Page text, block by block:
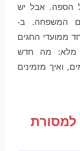
הספה. אבל יש
המשפחה. ב-
ממועדי החגים
מלא: מה חדש
ואיך מזמינים